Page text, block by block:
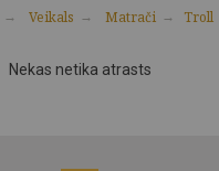
Veikals Matrači Troll
Nekas netika atrasts